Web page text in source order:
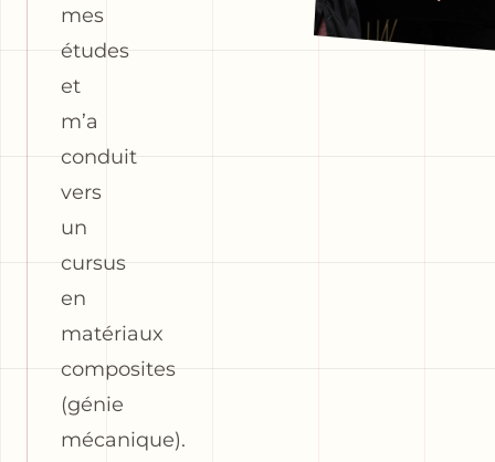
mes
études
et
m’a
conduit
vers
un
cursus
en
matériaux
composites
(génie
mécanique).